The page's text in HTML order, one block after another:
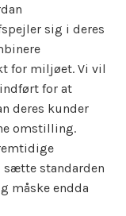
sig i deres
for miljøet. Vi vil
for at
deres kunder
omstilling.
standarden
måske endda